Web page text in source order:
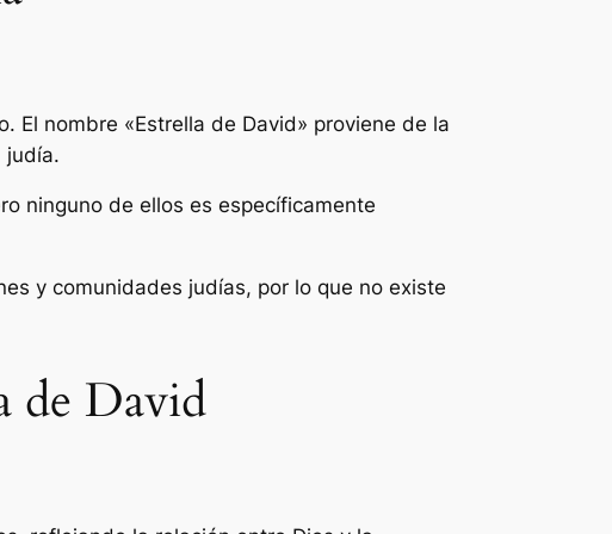
El nombre «Estrella de David» proviene de la
judía.
ninguno de ellos es específicamente
y comunidades judías, por lo que no existe
de David